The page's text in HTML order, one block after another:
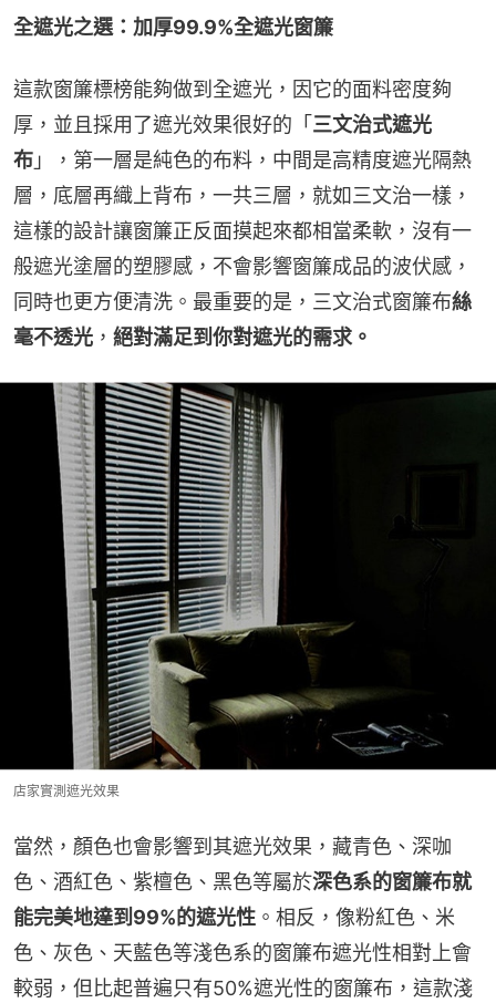
全遮光之選：加厚99.9%全遮光窗簾
這款窗簾標榜能夠做到全遮光，因它的面料密度夠
厚，並且採用了遮光效果很好的「 三文治式遮光
布 」，第一層是純色的布料，中間是高精度遮光隔熱
層，底層再織上背布，一共三層，就如三文治一樣，
這樣的設計讓窗簾正反面摸起來都相當柔軟，沒有一
般遮光塗層的塑膠感，不會影響窗簾成品的波伏感，
同時也更方便清洗。最重要的是，三文治式窗簾布絲
毫不透光 ， 絕對滿足到你對遮光的需求。
店家實測遮光效果
當然，顏色也會影響到其遮光效果，藏青色、深咖
色、酒紅色、紫檀色、黑色等屬於深色系的窗簾布就
能完美地達到99%的遮光性 。相反，像粉紅色、米
色、灰色、天藍色等淺色系的窗簾布遮光性相對上會
較弱，但比起普遍只有50%遮光性的窗簾布，這款淺